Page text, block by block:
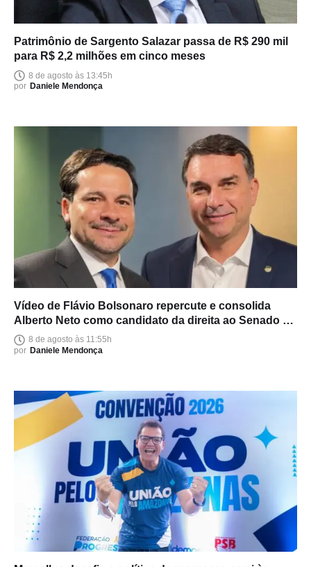
Patrimônio de Sargento Salazar passa de R$ 290 mil
para R$ 2,2 milhões em cinco meses
8 de agosto às 13:45h
por Daniele Mendonça
Vídeo de Flávio Bolsonaro repercute e consolida
Alberto Neto como candidato da direita ao Senado no
Amazonas
8 de agosto às 11:55h
por Daniele Mendonça